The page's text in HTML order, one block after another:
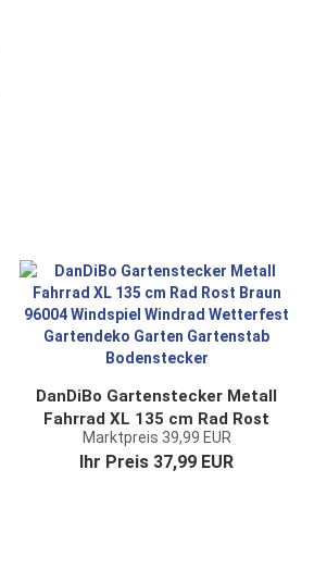
DanDiBo Gartenstecker Metall
Fahrrad XL 135 cm Rad Rost
Braun 96004 Windspiel
Windrad Wetterfest
Marktpreis 39,99 EUR
Ihr Preis 37,99 EUR